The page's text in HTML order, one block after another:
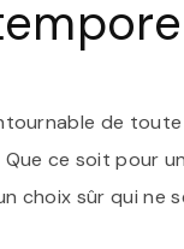
de
ce soit pour
choix sûr qui ne